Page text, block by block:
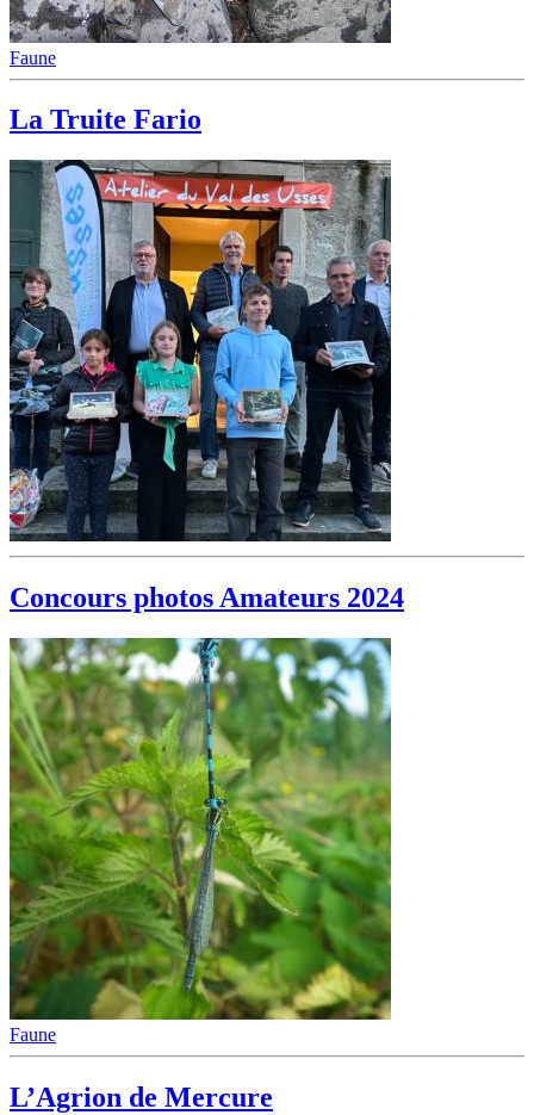
Faune
La Truite Fario
Concours photos Amateurs 2024
Faune
L’Agrion de Mercure